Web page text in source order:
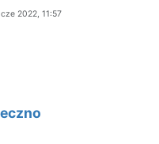
2022, 11:57